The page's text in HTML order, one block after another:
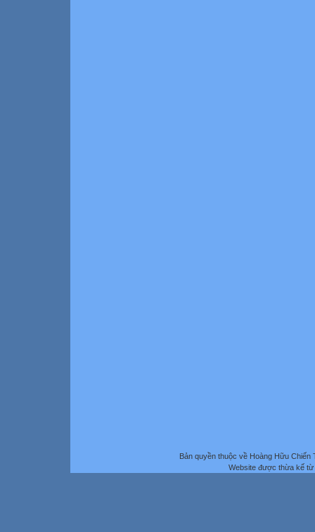
Bản quyền thuộc về Hoàng Hữu
Website được thừa kế từ